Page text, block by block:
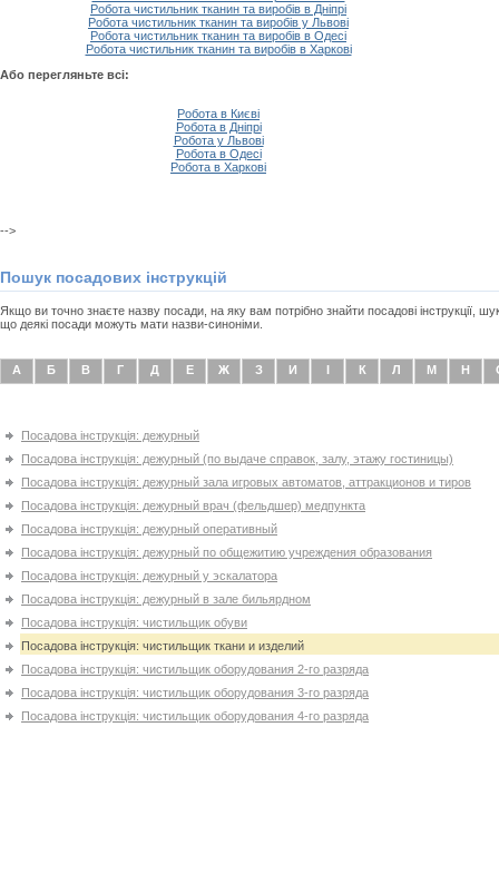
Робота чистильник тканин та виробів в Дніпрі
Робота чистильник тканин та виробів у Львові
Робота чистильник тканин та виробів в Одесі
Робота чистильник тканин та виробів в Харкові
Або перегляньте всі:
Робота в Києві
Робота в Дніпрі
Робота у Львові
Робота в Одесі
Робота в Харкові
-->
Пошук посадових інструкцій
Якщо ви точно знаєте назву посади, на яку вам потрібно знайти посадові інструкції,
що деякі посади можуть мати назви-синоніми.
А Б В Г Д Е Ж З И І К Л М Н
Посадова інструкція: дежурный
Посадова інструкція: дежурный (по выдаче справок, залу, этажу гостиницы)
Посадова інструкція: дежурный зала игровых автоматов, аттракционов и тиров
Посадова інструкція: дежурный врач (фельдшер) медпункта
Посадова інструкція: дежурный оперативный
Посадова інструкція: дежурный по общежитию учреждения образования
Посадова інструкція: дежурный у эскалатора
Посадова інструкція: дежурный в зале бильярдном
Посадова інструкція: чистильщик обуви
Посадова інструкція: чистильщик ткани и изделий
Посадова інструкція: чистильщик оборудования 2-го разряда
Посадова інструкція: чистильщик оборудования 3-го разряда
Посадова інструкція: чистильщик оборудования 4-го разряда